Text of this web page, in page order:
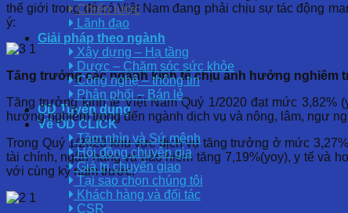
Chiến lược
Lãnh đạo
Giải pháp theo ngành
Xây dựng – Hạ tầng
Dược – Chăm sóc sức khỏe
Công nghệ – thông tin
Phân phối – Bán lẻ
OD Tuyển dụng
Về OD CLICK
Tầm nhìn và Sứ mệnh
Hội đồng chuyên gia
Giá trị chuyển giao
Tại sao chọn chúng tôi
Khách hàng và đối tác
CSR
thế giới trong đó có Việt Nam đang phải chịu sự tác động
ý:
Tăng trưởng các ngành kinh tế chịu ảnh hưởng nghiêm
Tăng trưởng kinh tế Việt Nam Quý 1/2020 đạt mức
hưởng nghiêm trọng đến ngành dịch vụ và nông, lâm, ngư
Trong Quý 1/2020 khu vực dịch vụ tăng trưởng ở mức
tài chính, ngân hàng và bảo hiểm tăng 7,19%(yoy), y tế và
với cùng kỳ năm trước.